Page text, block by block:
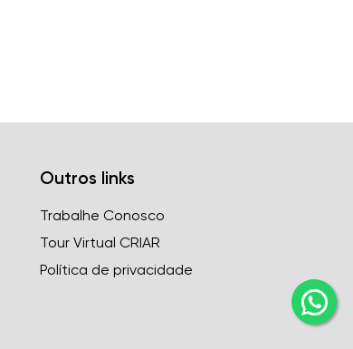
Outros links
Trabalhe Conosco
Tour Virtual CRIAR
Política de privacidade